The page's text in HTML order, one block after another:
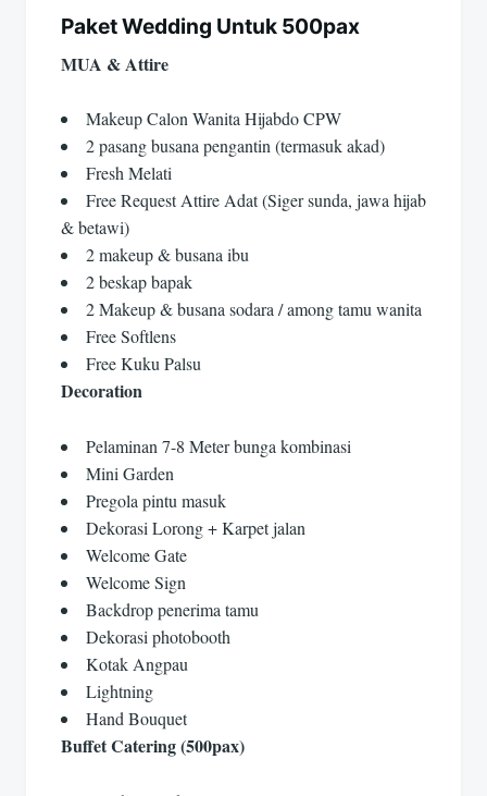
Paket Wedding Untuk 500pax
MUA & Attire
Makeup Calon Wanita Hijabdo CPW
2 pasang busana pengantin (termasuk akad)
Fresh Melati
Free Request Attire Adat (Siger sunda, jawa hijab
& betawi)
2 makeup & busana ibu
2 beskap bapak
2 Makeup & busana sodara / among tamu wanita
Free Softlens
Free Kuku Palsu
Decoration
Pelaminan 7-8 Meter bunga kombinasi
Mini Garden
Pregola pintu masuk
Dekorasi Lorong + Karpet jalan
Welcome Gate
Welcome Sign
Backdrop penerima tamu
Dekorasi photobooth
Kotak Angpau
Lightning
Hand Bouquet
Buffet Catering (500pax)